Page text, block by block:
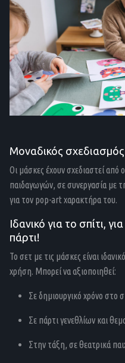
Μοναδικός
Οι μάσκες έχουν σχεδιαστεί
παιδαγωγών, σε συνεργασία με
για τον pop-art χαρακτήρα του.
Ιδανικό για το σπίτι,
πάρτι!
Το σετ με τις μάσκες είναι
χρήση. Μπορεί να αξιοποιηθεί:
Σε δημιουργικό χρόνο στο
Σε πάρτι γενεθλίων και
Στην τάξη, σε θεατρικά